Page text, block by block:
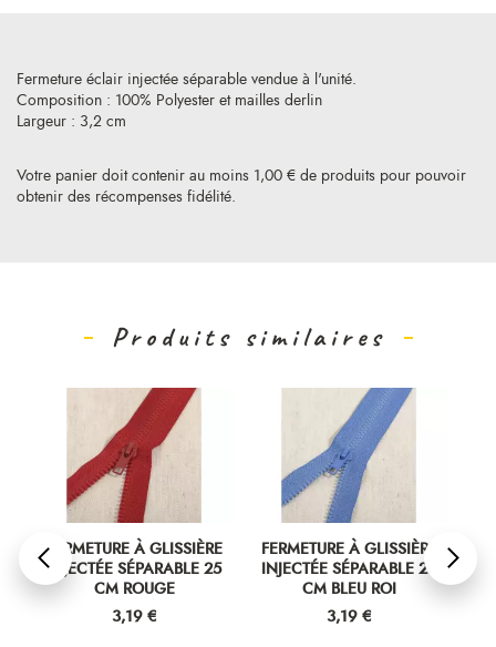
Votre panier doit contenir au moins 1,00 € de produits pour pouvoir
obtenir des récompenses fidélité.
Fermeture éclair injectée séparable vendue à l'unité.
Composition : 100% Polyester et mailles derlin
Largeur : 3,2 cm
Produits similaires
FERMETURE À GLISSIÈRE
INJECTÉE SÉPARABLE 25
CM ROUGE
Prix
3,19 €
FERMETURE À GLISSIÈRE
INJECTÉE SÉPARABLE 25
CM BLEU ROI
Prix
3,19 €